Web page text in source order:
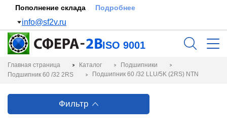
Пополнение склада Подробнее
info@sf2v.ru
ISO 9001
Главная страница Каталог
Подшипники
Подшипник 60 /32 2RS
Подшипник 60 /32 LLU/5K (2RS) NTN
Фильтр